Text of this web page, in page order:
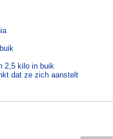
2,5 kilo in buik
dat ze zich aanstelt